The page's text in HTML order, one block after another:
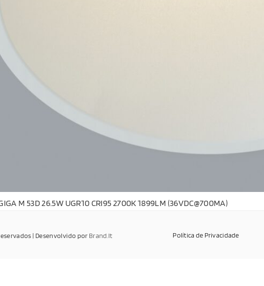
M 53D 26.5W UGR10 CRI95 2700K 1899LM (36VDC@700MA)
| Desenvolvido por Brand.It Política de Privacidade